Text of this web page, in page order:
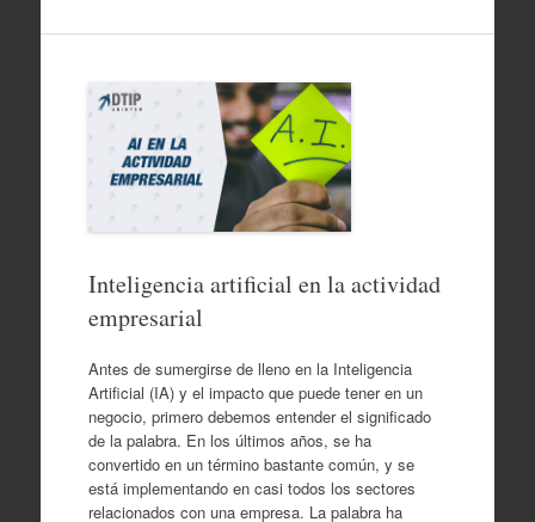
Inteligencia artificial en la actividad
empresarial
Antes de sumergirse de lleno en la Inteligencia
Artificial (IA) y el impacto que puede tener en un
negocio, primero debemos entender el significado
de la palabra. En los últimos años, se ha
convertido en un término bastante común, y se
está implementando en casi todos los sectores
relacionados con una empresa. La palabra ha